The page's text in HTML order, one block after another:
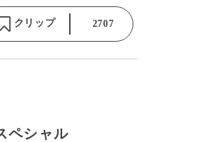
クリップ 2707
ペシャル